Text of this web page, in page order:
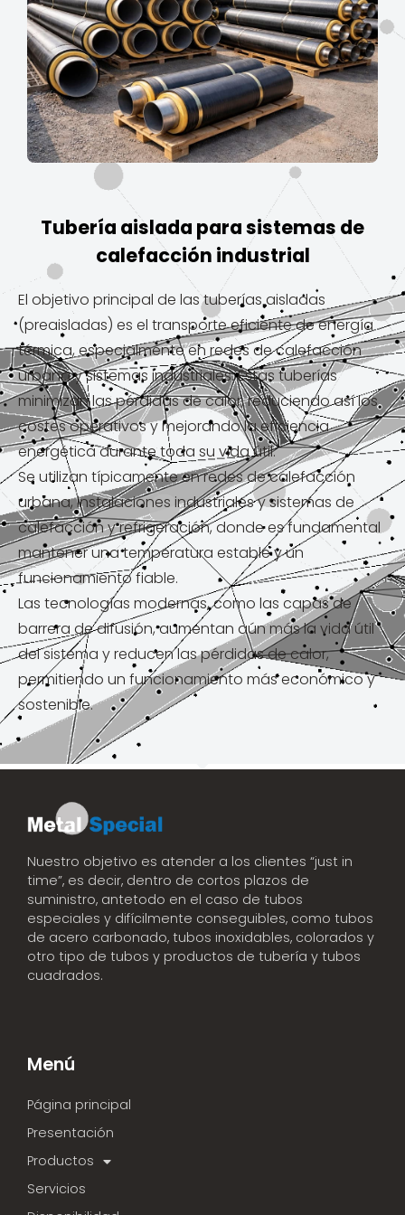
Tubería aislada para sistemas de
calefacción industrial
El objetivo principal de las tuberías aisladas
(preaisladas) es el transporte eficiente de energía
térmica, especialmente en redes de calefacción
urbana y sistemas industriales. Estas tuberías
minimizan las pérdidas de calor, reduciendo así los
costes operativos y mejorando la eficiencia
energética durante toda su vida útil.
Se utilizan típicamente en redes de calefacción
urbana, instalaciones industriales y sistemas de
calefacción y refrigeración, donde es fundamental
mantener una temperatura estable y un
funcionamiento fiable.
Las tecnologías modernas, como las capas de
barrera de difusión, aumentan aún más la vida útil
del sistema y reducen las pérdidas de calor,
permitiendo un funcionamiento más económico y
sostenible.
Nuestro objetivo es atender a los clientes “just in
time”, es decir, dentro de cortos plazos de
suministro, antetodo en el caso de tubos
especiales y difícilmente conseguibles, como tubos
de acero carbonado, tubos inoxidables, colorados y
otro tipo de tubos y productos de tubería y tubos
cuadrados.
Menú
Página principal
Presentación
Productos
Servicios